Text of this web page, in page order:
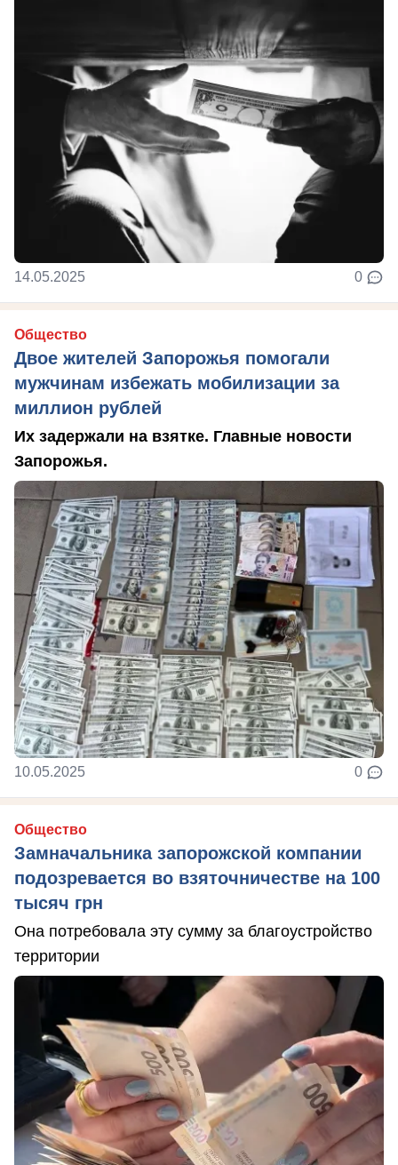
14.05.2025 0
Общество
Двое жителей Запорожья помогали
мужчинам избежать мобилизации за
миллион рублей
Их задержали на взятке. Главные новости
Запорожья.
10.05.2025 0
Общество
Замначальника запорожской компании
подозревается во взяточничестве на 100
тысяч грн
Она потребовала эту сумму за благоустройство
территории